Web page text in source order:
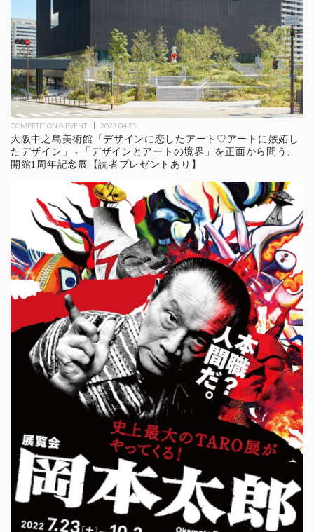
COMPETITION & EVENT 2023.04.25
大阪中之島美術館「デザインに恋したアート♡アートに嫉妬し
たデザイン」 - 「デザインとアートの境界」を正面から問う、
開館1周年記念展【読者プレゼントあり】